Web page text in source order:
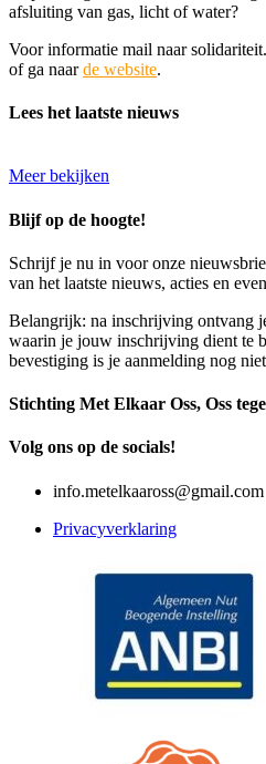
afsluiting van gas, licht of water?
Voor informatie mail naar
of ga naarde website.
Lees het laatste nieuws
Meer bekijken
Blijf op de hoogte!
Schrijf je nu in voor onze
van het laatste nieuws, acties en
Belangrijk: na inschrijving ontvang
waarin je jouw inschrijving dient te
bevestiging is je aanmelding nog
Stichting Met Elkaar Oss, Oss
Volg ons op de socials!
info.metelkaaross@gmail.com
Privacyverklaring